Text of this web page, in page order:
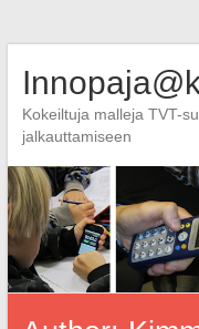
Kokeiltuja malleja TVT-
jalkauttamiseen